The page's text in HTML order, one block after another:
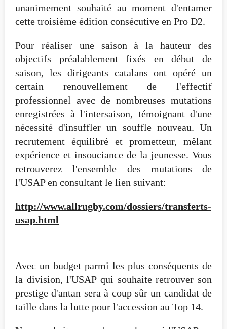
unanimement souhaité au moment d'entamer
cette troisième édition consécutive en Pro D2.
Pour réaliser une saison à la hauteur des
objectifs préalablement fixés en début de
saison, les dirigeants catalans ont opéré un
certain renouvellement de l'effectif
professionnel avec de nombreuses mutations
enregistrées à l'intersaison, témoignant d'une
nécessité d'insuffler un souffle nouveau. Un
recrutement équilibré et prometteur, mêlant
expérience et insouciance de la jeunesse. Vous
retrouverez l'ensemble des mutations de
l'USAP en consultant le lien suivant:
http://www.allrugby.com/dossiers/transferts-
usap.html
Avec un budget parmi les plus conséquents de
la division, l'USAP qui souhaite retrouver son
prestige d'antan sera à coup sûr un candidat de
taille dans la lutte pour l'accession au Top 14.